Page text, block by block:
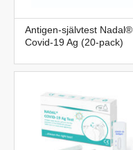
Antigen-självtest Nadal®
Covid-19 Ag (20-pack)